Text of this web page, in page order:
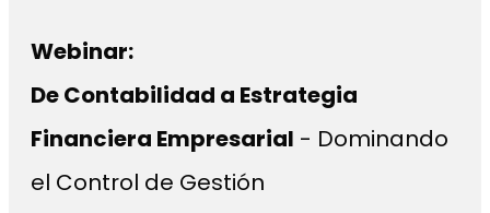
Webinar:
De Contabilidad a Estrategia
Financiera Empresarial - Dominando
el Control de Gestión